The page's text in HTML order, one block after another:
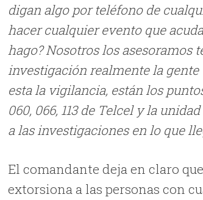
digan algo por teléfono de
hacer cualquier evento que
hago? Nosotros los asesoramos
investigación realmente la gente
esta la vigilancia, están los
060, 066, 113 de Telcel y la
a las investigaciones en lo que
El comandante deja en claro
extorsiona a las personas con